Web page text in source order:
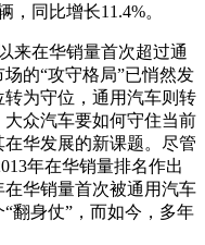
，同比增长11.4%。
来在华销量首次超过通
的“攻守格局”已悄然发
为守位，通用汽车则转
众汽车要如何守住当前
华发展的新课题。尽管
年在华销量排名作出
华销量首次被通用汽车
翻身仗”，而如今，多年